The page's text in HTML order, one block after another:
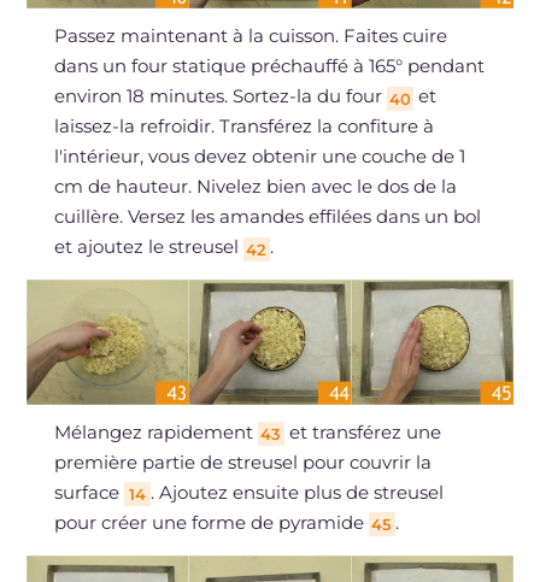
Passez maintenant à la cuisson. Faites cuire
dans un four statique préchauffé à 165° pendant
environ 18 minutes. Sortez-la du four 40 et
laissez-la refroidir. Transférez la confiture à
l'intérieur, vous devez obtenir une couche de 1
cm de hauteur. Nivelez bien avec le dos de la
cuillère. Versez les amandes effilées dans un bol
et ajoutez le streusel 42 .
Mélangez rapidement 43 et transférez une
première partie de streusel pour couvrir la
surface 14 . Ajoutez ensuite plus de streusel
pour créer une forme de pyramide 45 .